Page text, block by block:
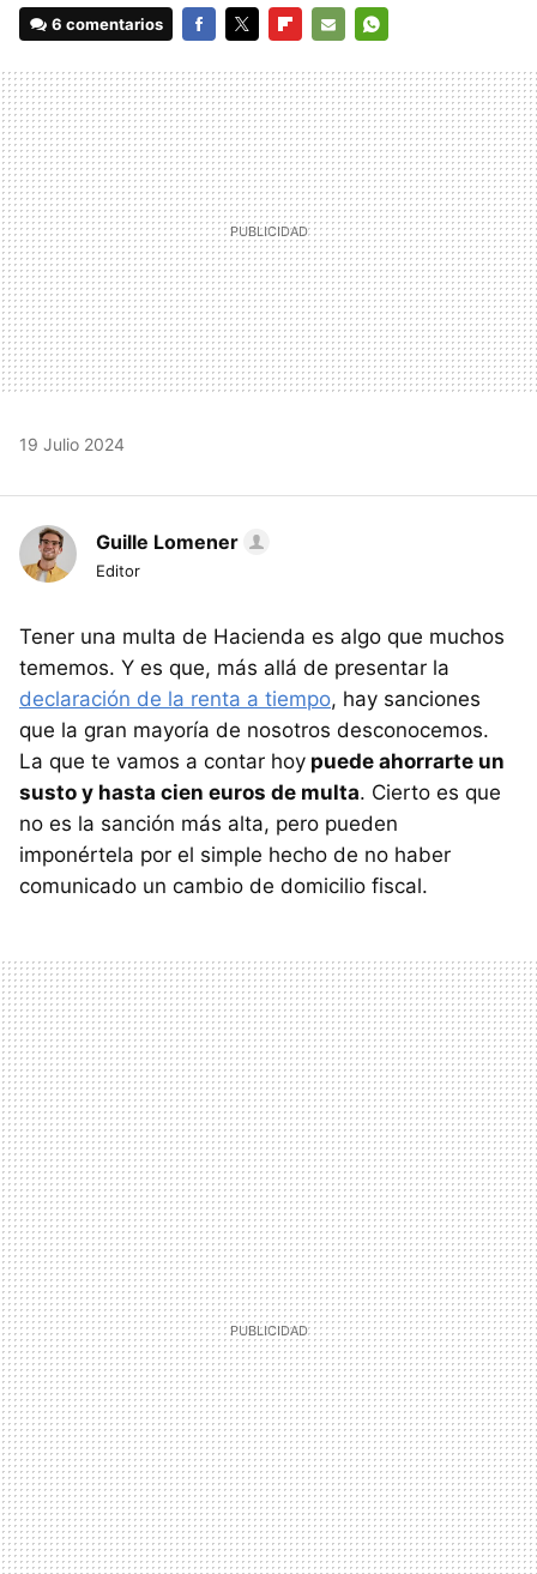
6 comentarios
MAIL
19 Julio 2024
Guille Lomener
Editor
Tener una multa de Hacienda es algo que muchos
tememos. Y es que, más allá de presentar la
declaración de la renta a tiempo, hay sanciones
que la gran mayoría de nosotros desconocemos.
La que te vamos a contar hoy puede ahorrarte un
susto y hasta cien euros de multa. Cierto es que
no es la sanción más alta, pero pueden
imponértela por el simple hecho de no haber
comunicado un cambio de domicilio fiscal.